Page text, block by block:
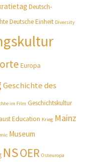
Deutsch-
Deutsche Einheit Diversity
Europa
Geschichte des
im Film Geschichtskultur
Education Krieg Mainz
Museum
NSOER Osteuropa